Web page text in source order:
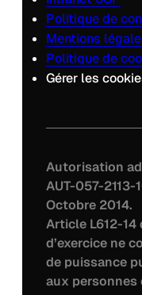
Politique de
Mentions
Politique de
Gérer les
Autorisation
AUT-057-
Octobre 2014.
Article L612-14
d’exercice ne
de puissance
aux personnes